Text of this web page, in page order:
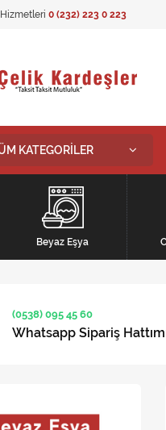
0 (232) 223 0 223
KATEGORILER
Beyaz Eşya
(0538) 095 45 60
Whatsapp Sipariş